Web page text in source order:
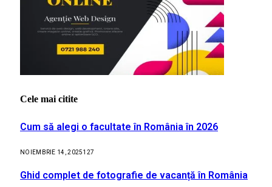
Cele mai citite
Cum să alegi o facultate în România în 2026
NOIEMBRIE 14, 2025127
Ghid complet de fotografie de vacanță în România